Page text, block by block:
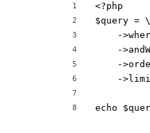
1
2
3
4
5
6
7
8
<?php
$query =
-
-
-
-
echo